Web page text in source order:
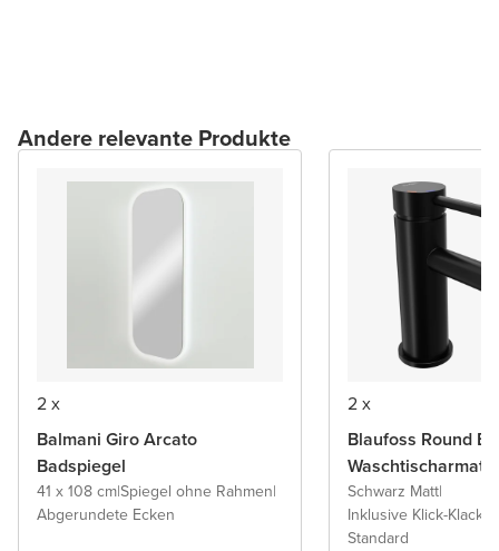
Andere relevante Produkte
2 x
Balmani Giro Arcato
Badspiegel
41 x 108 cm|Spiegel ohne Rahmen|
Abgerundete Ecken
2 x
Blaufoss Round
Schwarz Matt|
Inklusive Klick-Klack
Standard